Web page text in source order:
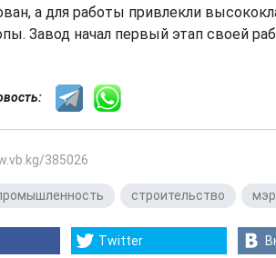
а для работы привлекли
Завод начал первый этап своей
385026
строительство мэр
Twitter